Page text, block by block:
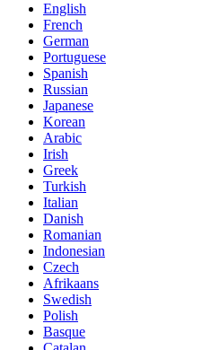
English
French
German
Portuguese
Spanish
Russian
Japanese
Korean
Arabic
Irish
Greek
Turkish
Italian
Danish
Romanian
Indonesian
Czech
Afrikaans
Swedish
Polish
Basque